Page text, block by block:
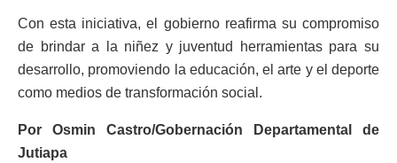
Con esta iniciativa, el gobierno reafirma su compromiso
de brindar a la niñez y juventud herramientas para su
desarrollo, promoviendo la educación, el arte y el deporte
como medios de transformación social.
Por Osmin Castro/Gobernación Departamental de
Jutiapa